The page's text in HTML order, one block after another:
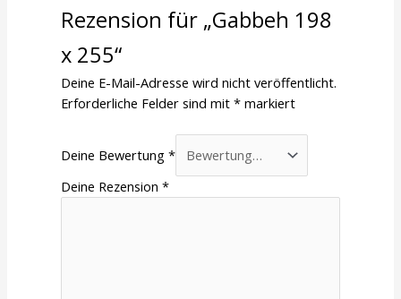
Rezension für „Gabbeh 198
x 255“
Deine E-Mail-Adresse wird nicht veröffentlicht.
Erforderliche Felder sind mit* markiert
Deine Bewertung*
Deine Rezension*